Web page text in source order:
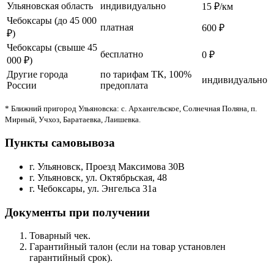
Ульяновская область
индивидуально
15 ₽/км
Чебоксары (до 45 000
₽)
платная
600 ₽
Чебоксары (свыше 45
000 ₽)
бесплатно
0 ₽
Другие города
России
по тарифам ТК, 100%
предоплата
индивидуально
* Ближний пригород Ульяновска: с. Архангельское, Солнечная Поляна, п.
Мирный, Учхоз, Баратаевка, Лаишевка.
Пункты самовывоза
г. Ульяновск, Проезд Максимова 30В
г. Ульяновск, ул. Октябрьская, 48
г. Чебоксары, ул. Энгельса 31а
Документы при получении
Товарный чек.
Гарантийный талон (если на товар установлен
гарантийный срок).